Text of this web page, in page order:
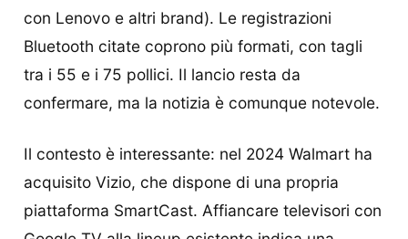
con Lenovo e altri brand). Le registrazioni
Bluetooth citate coprono più formati, con tagli
tra i 55 e i 75 pollici. Il lancio resta da
confermare, ma la notizia è comunque notevole.
Il contesto è interessante: nel 2024 Walmart ha
acquisito Vizio, che dispone di una propria
piattaforma SmartCast. Affiancare televisori con